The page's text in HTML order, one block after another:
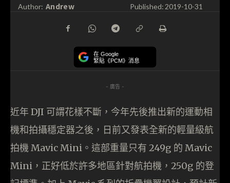
Author: Andrew Published:2019-10-31
在 Google
緊貼《PCM》消息
- 廣告 -
近年 DJI 可謂花樣不斷，今年先後推出新的運動相
機和拍攝穩定器之後，日前又發表全新的輕量級航
拍機 Mavic Mini。這部重量只有 249g 的 Mavic
Mini，正好低於許多地區針對航拍機，250g 的登